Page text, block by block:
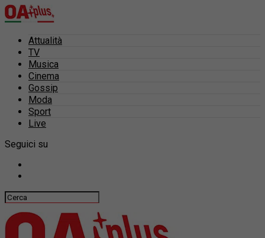
Attualità
TV
Musica
Cinema
Gossip
Moda
Sport
Live
Seguici su